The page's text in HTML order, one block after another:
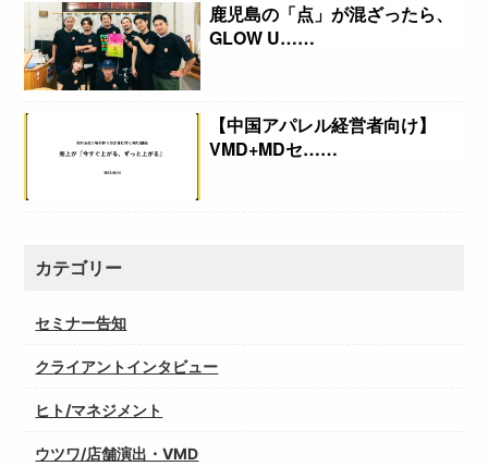
鹿児島の「点」が混ざったら、
GLOW U……
【中国アパレル経営者向け】
VMD+MDセ……
カテゴリー
セミナー告知
クライアントインタビュー
ヒト/マネジメント
ウツワ/店舗演出・VMD